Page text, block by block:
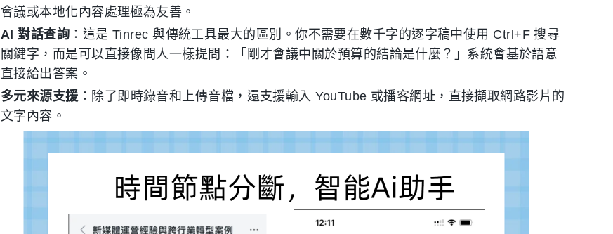
會議或本地化內容處理極為友善。
AI 對話查詢 ：這是 Tinrec 與傳統工具最大的區別。你不需要在數千字的逐字稿中使用 Ctrl+F 搜尋
關鍵字，而是可以直接像問人一樣提問：「剛才會議中關於預算的結論是什麼？」系統會基於語意
直接給出答案。
多元來源支援 ：除了即時錄音和上傳音檔，還支援輸入 YouTube 或播客網址，直接擷取網路影片的
文字內容。